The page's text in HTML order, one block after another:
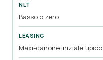
Basso o zero
Maxi-canone iniziale tipico